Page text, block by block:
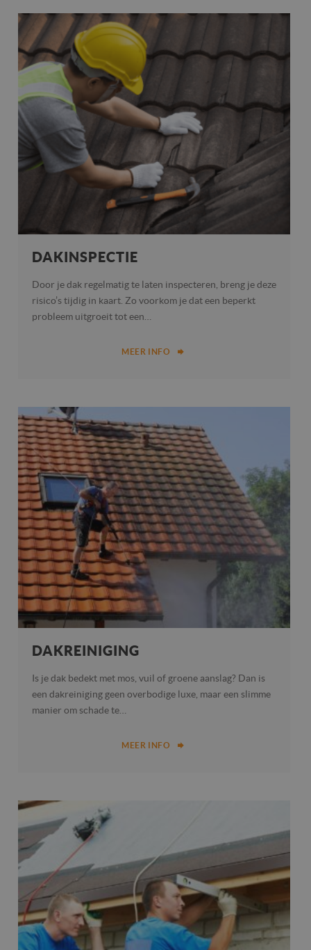
DAKINSPECTIE
Door je dak regelmatig te laten inspecteren, breng je deze
risico’s tijdig in kaart. Zo voorkom je dat een beperkt
probleem uitgroeit tot een…
MEER INFO
DAKREINIGING
Is je dak bedekt met mos, vuil of groene aanslag? Dan is
een dakreiniging geen overbodige luxe, maar een slimme
manier om schade te…
MEER INFO